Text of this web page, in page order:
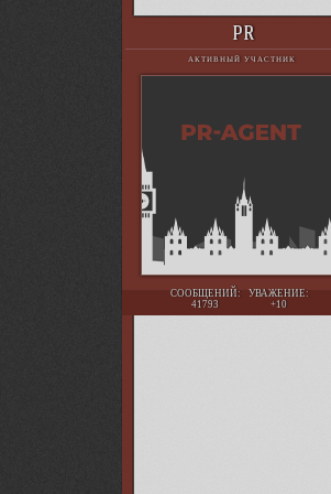
PR
АКТИВНЫЙ УЧАСТНИК
СООБЩЕНИЙ:
41793
УВАЖЕНИЕ:
+10